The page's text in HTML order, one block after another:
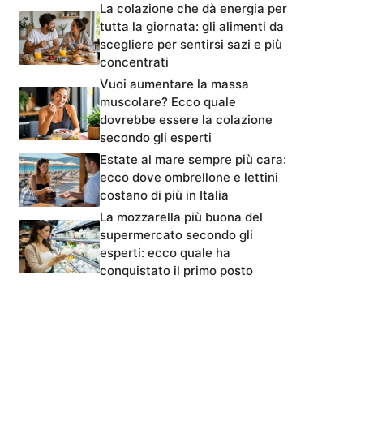
La colazione che dà energia per
tutta la giornata: gli alimenti da
scegliere per sentirsi sazi e più
concentrati
Vuoi aumentare la massa
muscolare? Ecco quale
dovrebbe essere la colazione
secondo gli esperti
Estate al mare sempre più cara:
ecco dove ombrellone e lettini
costano di più in Italia
La mozzarella più buona del
supermercato secondo gli
esperti: ecco quale ha
conquistato il primo posto